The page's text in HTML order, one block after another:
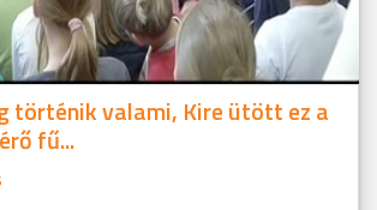
történik valami, Kire ütött ez a
fű...